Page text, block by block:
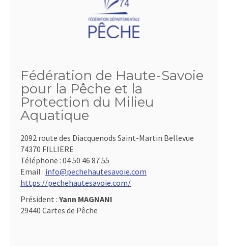
Fédération de Haute-Savoie
pour la Pêche et la
Protection du Milieu
Aquatique
2092 route des Diacquenods Saint-Martin Bellevue
74370 FILLIERE
Téléphone : 04 50 46 87 55
Email : info@pechehautesavoie.com
https://pechehautesavoie.com/
Président : Yann MAGNANI
29440 Cartes de Pêche